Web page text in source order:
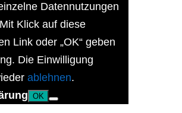
Datennutzungen
Klick auf diese
Link oder „OK“ geben
Die Einwilligung
ablehnen.
OK